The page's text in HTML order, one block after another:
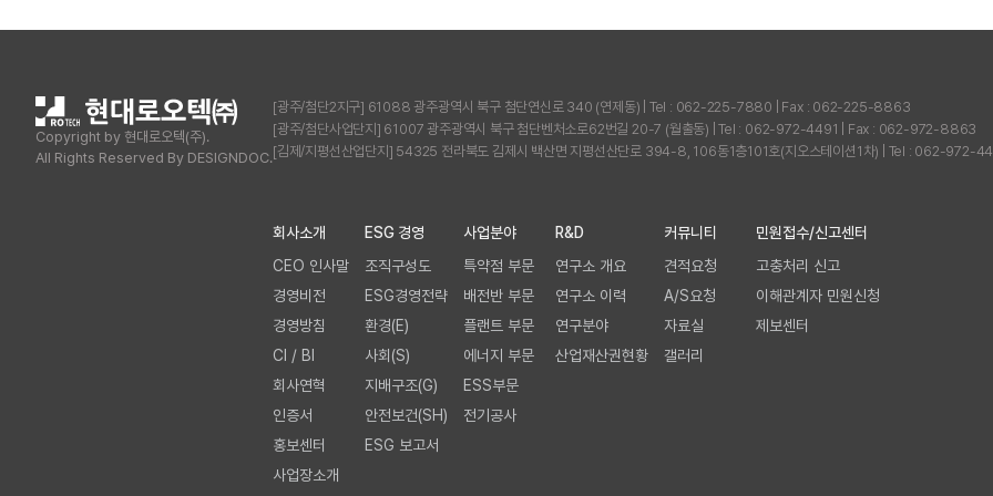
Copyright by 현대로오텍(주).
All Rights Reserved By DESIGNDOC.
[광주/첨단2지구] 61088 광주광역시 북구 첨단연신로 340 (연제동) | Tel : 062-225-7880 | Fax : 062-225-8863
[광주/첨단사업단지] 61007 광주광역시 북구 첨단벤처소로62번길 20-7 (월출동) | Tel : 062-972-4491 | Fax : 062-972-8863
[김제/지평선산업단지] 54325 전라북도 김제시 백산면 지평선산단로 394-8, 106동1층101호(지오스테이션1차) | Tel : 062-
회사소개
CEO 인사말
경영비전
경영방침
CI / BI
회사연혁
인증서
홍보센터
사업장소개
ESG 경영
조직구성도
ESG경영전략
환경(E)
사회(S)
지배구조(G)
안전보건(SH)
ESG 보고서
사업분야
특약점 부문
배전반 부문
플랜트 부문
에너지 부문
ESS부문
전기공사
R&D
연구소 개요
연구소 이력
연구분야
산업재산권현황
커뮤니티
견적요청
A/S요청
자료실
갤러리
민원접수/신고센터
고충처리 신고
이해관계자 민원신청
제보센터